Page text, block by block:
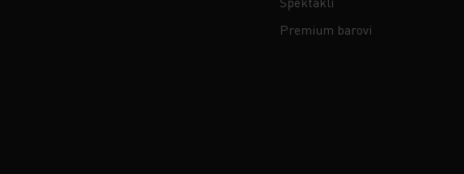
Premium barovi